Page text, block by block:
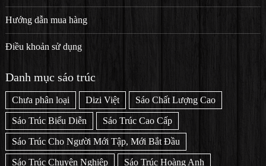
Hướng dẫn mua hàng
Điều khoản sử dụng
Danh mục sáo trúc
Chưa phân loại Dizi Việt Sáo Chất Lượng Cao
Sáo Trúc Biểu Diễn Sáo Trúc Cao Cấp
Sáo Trúc Cho Người Mới Tập, Mới Bắt Đầu
Sáo Trúc Chuyên Nghiệp Sáo Trúc Hoàng Anh